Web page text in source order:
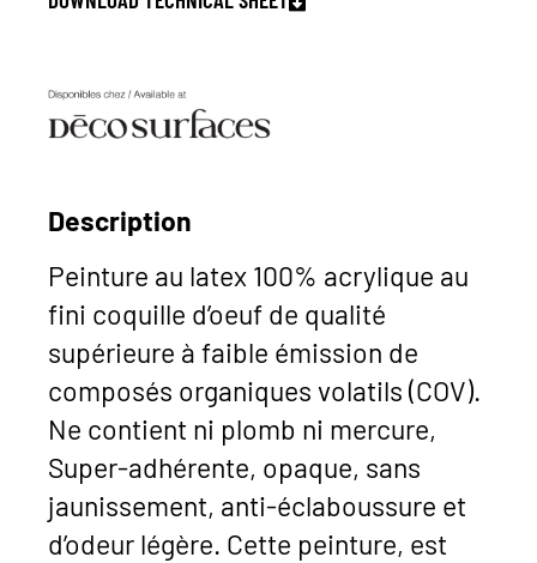
Description
Peinture au latex 100% acrylique au
fini coquille d’oeuf de qualité
supérieure à faible émission de
composés organiques volatils (COV).
Ne contient ni plomb ni mercure,
Super-adhérente, opaque, sans
jaunissement, anti-éclaboussure et
d’odeur légère. Cette peinture, est